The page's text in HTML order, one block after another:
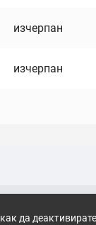
изчерпан
изчерпан
да